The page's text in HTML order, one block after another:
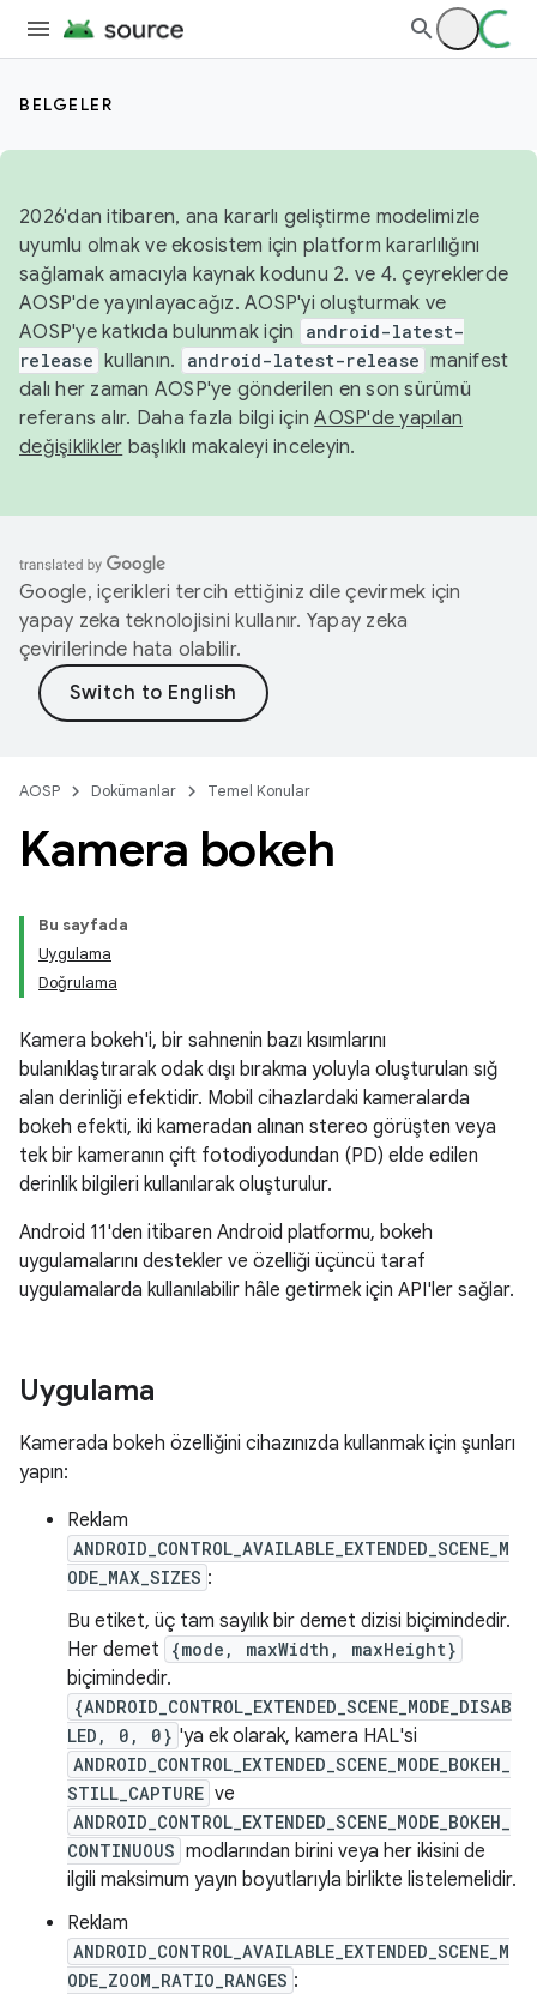
BELGELER
2026'dan itibaren, ana kararlı geliştirme modelimizle
uyumlu olmak ve ekosistem için platform kararlılığını
sağlamak amacıyla kaynak kodunu 2. ve 4. çeyreklerde
AOSP'de yayınlayacağız. AOSP'yi oluşturmak ve
AOSP'ye katkıda bulunmak için
android-latest-
release kullanın. android-latest-release manifest
dalı her zaman AOSP'ye gönderilen en son sürümü
referans alır. Daha fazla bilgi içinAOSP'de yapılan
değişiklikler başlıklı makaleyi inceleyin.
Google, içerikleri tercih ettiğiniz dile çevirmek için
yapay zeka teknolojisini kullanır. Yapay zeka
çevirilerinde hata olabilir.
AOSP Dokümanlar Temel Konular
Kamera bokeh
Bu sayfada
Uygulama
Doğrulama
Kamera bokeh'i, bir sahnenin bazı kısımlarını
bulanıklaştırarak odak dışı bırakma yoluyla oluşturulan sığ
alan derinliği efektidir. Mobil cihazlardaki kameralarda
bokeh efekti, iki kameradan alınan stereo görüşten veya
tek bir kameranın çift fotodiyodundan (PD) elde edilen
derinlik bilgileri kullanılarak oluşturulur.
Android 11'den itibaren Android platformu, bokeh
uygulamalarını destekler ve özelliği üçüncü taraf
uygulamalarda kullanılabilir hâle getirmek için API'ler sağlar.
Uygulama
Kamerada bokeh özelliğini cihazınızda kullanmak için şunları
yapın:
Reklam
ANDROID_CONTROL_AVAILABLE_EXTENDED_SCENE_M
ODE_MAX_SIZES :
Bu etiket, üç tam sayılık bir demet dizisi biçimindedir.
Her demet
{mode, maxWidth, maxHeight}
biçimindedir.
{ANDROID_CONTROL_EXTENDED_SCENE_MODE_DISAB
LED, 0, 0} 'ya ek olarak, kamera HAL'si
ANDROID_CONTROL_EXTENDED_SCENE_MODE_BOKEH_
STILL_CAPTURE ve
ANDROID_CONTROL_EXTENDED_SCENE_MODE_BOKEH_
CONTINUOUS modlarından birini veya her ikisini de
ilgili maksimum yayın boyutlarıyla birlikte listelemelidir.
Reklam
ANDROID_CONTROL_AVAILABLE_EXTENDED_SCENE_M
ODE_ZOOM_RATIO_RANGES :